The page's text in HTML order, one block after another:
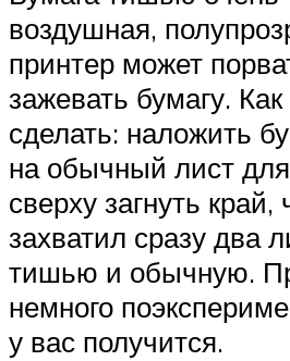
воздушная,
принтер может
зажевать бумагу.
сделать: наложить
на обычный лист
сверху загнуть
захватил сразу два
тишью и обычную.
немного
у вас получится.